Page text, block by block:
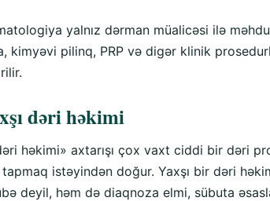
yalnız dərman müalicəsi ilə
kimyəvi pilinq, PRP və digər klinik
dəri həkimi
həkimi» axtarışı çox vaxt ciddi bir dəri
istəyindən doğur. Yaxşı bir dəri
deyil, həm də diaqnoza elmi, sübuta